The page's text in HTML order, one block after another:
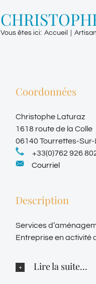
Vous êtes ici: Accueil
Coordonnées
Christophe Laturaz
1618 route de la Colle
06140 Tourrettes-
+33(0)762 926
Courriel
Description
Services
Entreprise en activité
Lire la suite...